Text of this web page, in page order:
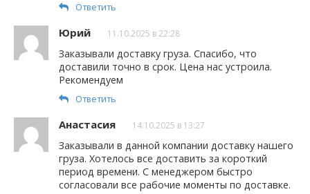
Ответить
Юрий 11.10.2025 в 22:28
Заказывали доставку груза. Спасибо, что
доставили точно в срок. Цена нас устроила.
Рекомендуем
Ответить
Анастасия 14.10.2025 в 13:27
Заказывали в данной компании доставку нашего
груза. Хотелось все доставить за короткий
период времени. С менеджером быстро
согласовали все рабочие моменты по доставке.